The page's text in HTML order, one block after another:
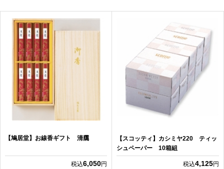
【鳩居堂】お線香ギフト 清靄
税込6,050円
【スコッティ】カシミヤ220 ティッ
シュペーパー 10箱組
税込4,125円